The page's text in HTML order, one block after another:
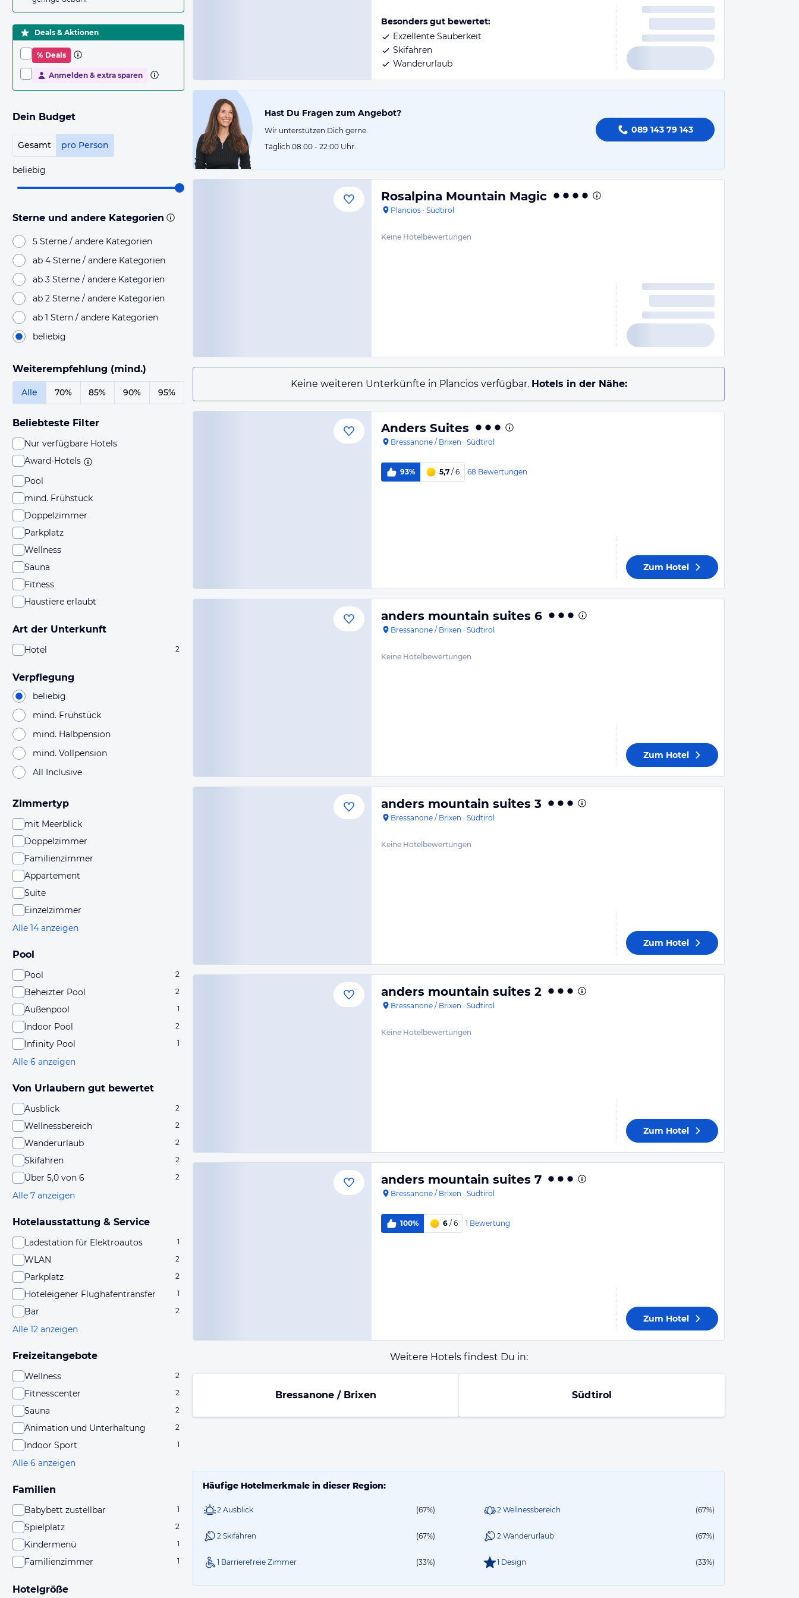
Deals & Aktionen
% Deals
Anmelden & extra sparen
Dein Budget
Gesamt pro Person
beliebig
Sterne und andere Kategorien
5 Sterne / andere Kategorien
ab 4 Sterne / andere Kategorien
ab 3 Sterne / andere Kategorien
ab 2 Sterne / andere Kategorien
ab 1 Stern / andere Kategorien
beliebig
Weiterempfehlung (mind.)
Alle 70% 85% 90% 95%
Beliebteste Filter
Nur verfügbare Hotels
Award-Hotels
Pool
mind. Frühstück
Doppelzimmer
Parkplatz
Wellness
Sauna
Fitness
Haustiere erlaubt
Art der Unterkunft
Hotel 2
Verpflegung
beliebig
mind. Frühstück
mind. Halbpension
mind. Vollpension
All Inclusive
Zimmertyp
mit Meerblick
Doppelzimmer
Familienzimmer
Appartement
Suite
Einzelzimmer
Alle 14 anzeigen
Pool
Pool 2
Beheizter Pool 2
Außenpool 1
Indoor Pool 2
Infinity Pool 1
Alle 6 anzeigen
Von Urlaubern gut bewertet
Ausblick 2
Wellnessbereich 2
Wanderurlaub 2
Skifahren 2
Über 5,0 von 6 2
Alle 7 anzeigen
Hotelausstattung & Service
Ladestation für Elektroautos 1
WLAN 2
Parkplatz 2
Hoteleigener Flughafentransfer 1
Bar 2
Alle 12 anzeigen
Freizeitangebote
Wellness 2
Fitnesscenter 2
Sauna 2
Animation und Unterhaltung 2
Indoor Sport 1
Alle 6 anzeigen
Familien
Babybett zustellbar 1
Spielplatz 2
Kindermenü 1
Familienzimmer 1
Hotelgröße
Besonders gut bewertet:
Exzellente Sauberkeit
Skifahren
Wanderurlaub
Hast Du Fragen zum Angebot?
Wir unterstützen Dich gerne.
Täglich 08:00 - 22:00 Uhr.
089 143 79 143
Rosalpina Mountain Magic
Plancios · Südtirol
Keine Hotelbewertungen
Keine weiteren Unterkünfte in Plancios verfügbar. Hotels in der Nähe:
Anders Suites
Bressanone / Brixen · Südtirol
93% 5,7 / 6 68 Bewertungen
Zum Hotel
anders mountain suites 6
Bressanone / Brixen · Südtirol
Keine Hotelbewertungen
Zum Hotel
anders mountain suites 3
Bressanone / Brixen · Südtirol
Keine Hotelbewertungen
Zum Hotel
anders mountain suites 2
Bressanone / Brixen · Südtirol
Keine Hotelbewertungen
Zum Hotel
anders mountain suites 7
Bressanone / Brixen · Südtirol
100% 6 / 6 1 Bewertung
Zum Hotel
Weitere Hotels findest Du in:
Bressanone / Brixen Südtirol
Häufige Hotelmerkmale in dieser Region:
2 Ausblick (67%) 2 Wellnessbereich (67%)
2 Skifahren (67%) 2 Wanderurlaub (67%)
1 Barrierefreie Zimmer (33%) 1 Design (33%)